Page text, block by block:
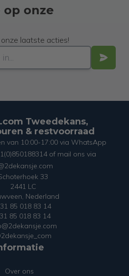
onze
laatste acties!
Tweedekans,
& restvoorraad
van 10:00-17:00 via WhatsApp
of mail ons via
33
2441 LC
Nederland
85 018 83 14
85 018 83 14
Over ons